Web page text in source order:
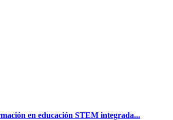
en educación STEM integrada...